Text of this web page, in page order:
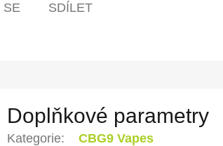
SE SDÍLET
Doplňkové parametry
Kategorie:
CBG9 Vapes